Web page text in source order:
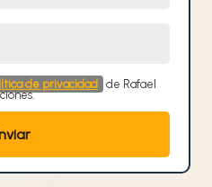
de privacidad
de Rafael